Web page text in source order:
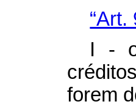
“Art.
I -
forem